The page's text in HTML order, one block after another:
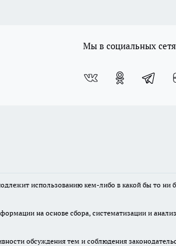
Мы в социальных
использованию кем-либо в какой бы то
на основе сбора, систематизации и
обсуждения тем и соблюдения